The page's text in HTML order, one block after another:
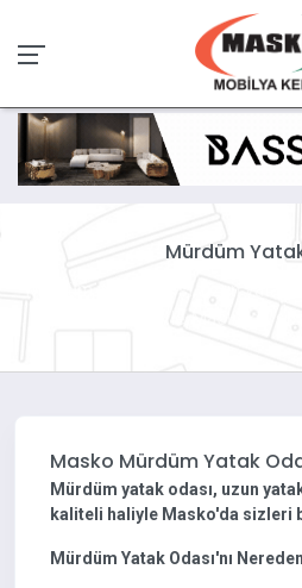
Mürdüm
Masko Mürdüm Yatak
Mürdüm yatak odası, uzun
kaliteli haliyle Masko'da sizleri
Mürdüm Yatak Odası'nı